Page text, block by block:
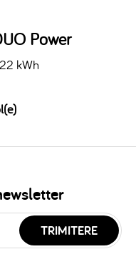
Power
kWh
TRIMITERE